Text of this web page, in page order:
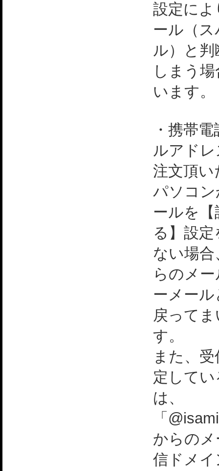
設定に
ール（
ル）と
しまう
います。
・携帯
ルアド
注文頂い
パソコ
ールを【
る】設
ない場
らのメ
ーメー
戻って
す。
また、
定して
は、
「
からの
信ドメ